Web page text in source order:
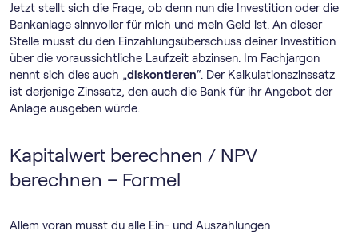
Jetzt stellt sich die Frage, ob denn nun die Investition oder die
Bankanlage sinnvoller für mich und mein Geld ist. An dieser
Stelle musst du den Einzahlungsüberschuss deiner Investition
über die voraussichtliche Laufzeit abzinsen. Im Fachjargon
nennt sich dies auch „diskontieren“. Der Kalkulationszinssatz
ist derjenige Zinssatz, den auch die Bank für ihr Angebot der
Anlage ausgeben würde.
Kapitalwert berechnen / NPV
berechnen – Formel
Allem voran musst du alle Ein- und Auszahlungen